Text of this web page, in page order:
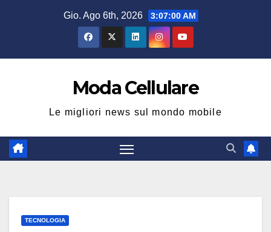
Gio. Ago 6th, 2026 3:07:01 AM
Moda Cellulare
Le migliori news sul mondo mobile
TECNOLOGIA